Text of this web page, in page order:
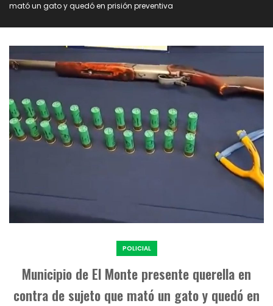
mató un gato y quedó en prisión preventiva
POLICIAL
Municipio de El Monte presente querella en
contra de sujeto que mató un gato y quedó en